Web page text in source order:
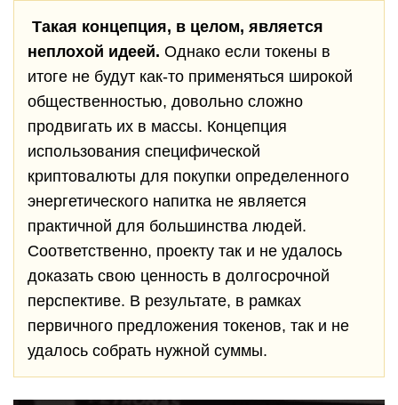
Такая концепция, в целом, является
неплохой идеей. Однако если токены в
итоге не будут как-то применяться широкой
общественностью, довольно сложно
продвигать их в массы. Концепция
использования специфической
криптовалюты для покупки определенного
энергетического напитка не является
практичной для большинства людей.
Соответственно, проекту так и не удалось
доказать свою ценность в долгосрочной
перспективе. В результате, в рамках
первичного предложения токенов, так и не
удалось собрать нужной суммы.